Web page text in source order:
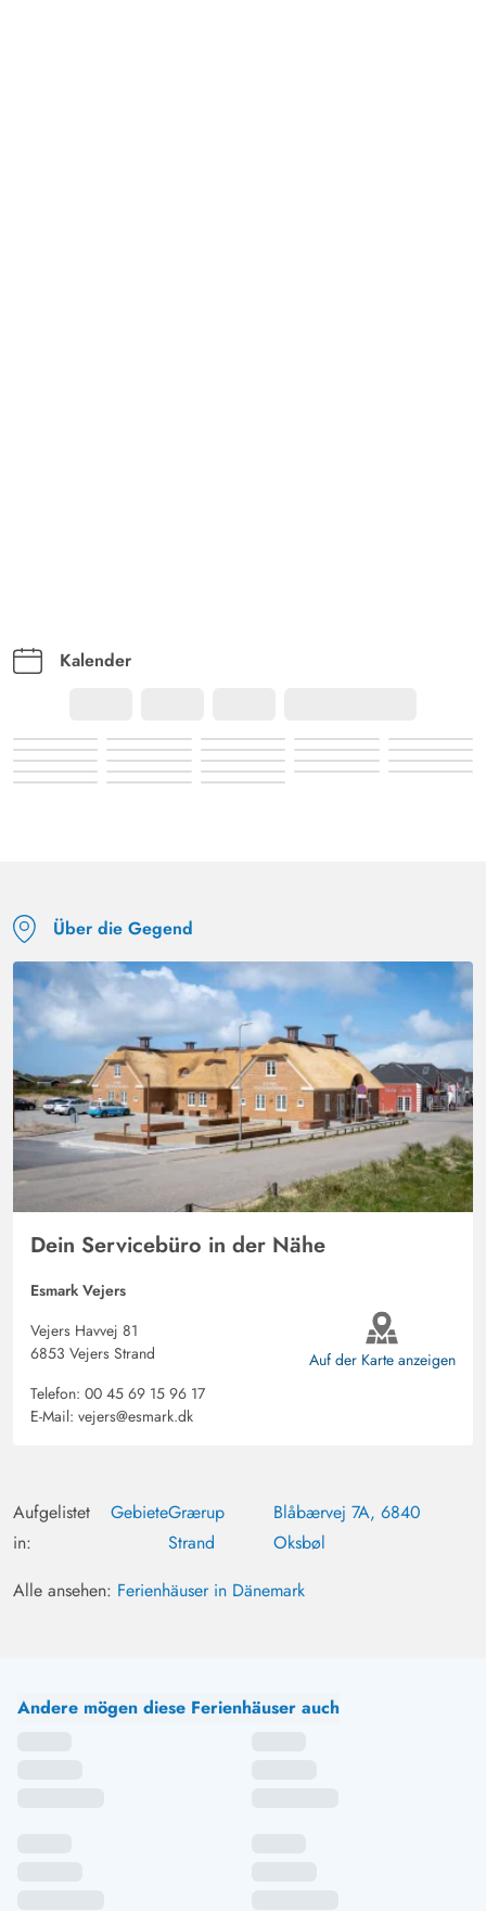
Kalender
Über die Gegend
Dein Servicebüro in der Nähe
Esmark Vejers
Vejers Havvej 81
6853 Vejers Strand
Telefon: 00 45 69 15 96 17
E-Mail: vejers@esmark.dk
Auf der Karte anzeigen
Aufgelistet
in:
GebieteGrærup
Strand
Blåbærvej 7A, 6840
Oksbøl
Alle ansehen: Ferienhäuser in Dänemark
Andere mögen diese Ferienhäuser auch